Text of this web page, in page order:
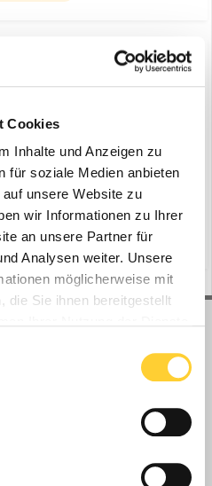
Cookies
Inhalte und Anzeigen zu
für soziale Medien anbieten
unsere Website zu
wir Informationen zu Ihrer
an unsere Partner für
Analysen weiter. Unsere
möglicherweise mit
die Sie ihnen bereitgestellt
inNews aus der
Teilnehmer, 127 Aussteller sowie
Die FACHTAGUNG
Berlin zeigte einmal mehr, warum
event ist. Von Jahr zu Jahr
(DA) mi...
abbruch (und 13 weitere)